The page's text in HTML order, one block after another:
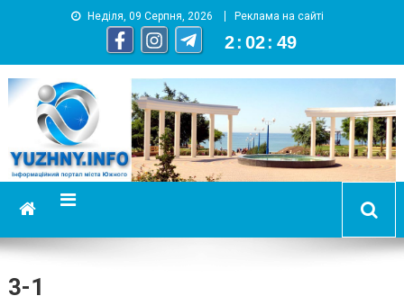
Неділя, 09 Серпня, 2026 Реклама на сайті
2 : 02 : 49
YUZHNY.INFO
информационный портал города Южный
3-1